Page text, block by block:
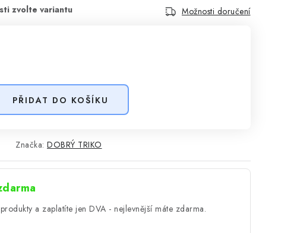
Možnosti doručení
PŘIDAT DO KOŠÍKU
Značka: DOBRÝ TRIKO
a zaplatíte jen DVA - nejlevnější máte zdarma.